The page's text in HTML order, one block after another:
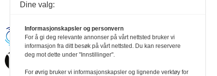
Handikapnytt | Schweigaardsgt. 12 |
Postboks 9217 Grønland, 0134 Oslo Tel:
24102400 | E-post:
post@handikapnytt.no |
Personvernerklæring
Dine valg:
Informasjonskapsler og personvern
For å gi deg relevante annonser på vårt nettsted bruker vi
informasjon fra ditt besøk på vårt nettsted. Du kan reservere
deg mot dette under "Innstillinger".
For øvrig bruker vi informasjonskapsler og lignende verktøy for